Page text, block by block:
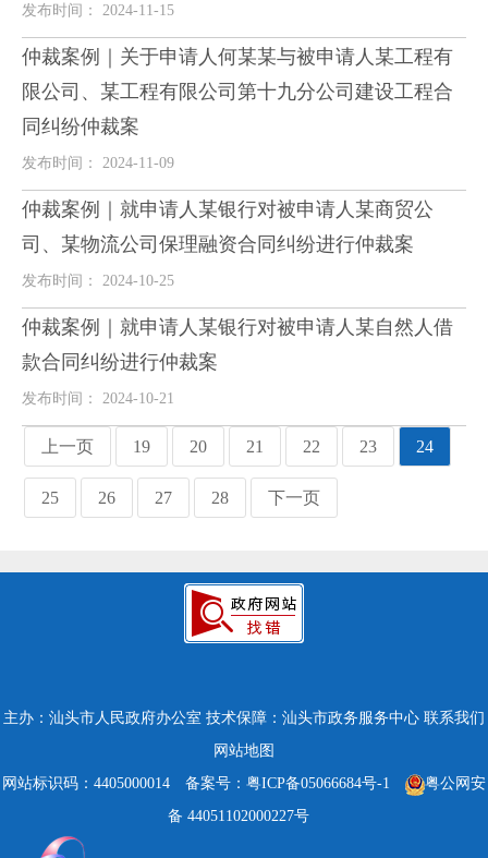
发布时间： 2024-11-15
仲裁案例｜关于申请人何某某与被申请人某工程有
限公司、某工程有限公司第十九分公司建设工程合
同纠纷仲裁案
发布时间： 2024-11-09
仲裁案例｜就申请人某银行对被申请人某商贸公
司、某物流公司保理融资合同纠纷进行仲裁案
发布时间： 2024-10-25
仲裁案例｜就申请人某银行对被申请人某自然人借
款合同纠纷进行仲裁案
发布时间： 2024-10-21
上一页 19 20 21 22 23 24
25 26 27 28 下一页
主办：汕头市人民政府办公室 技术保障：汕头市政务服务中心 联系我们
网站地图
网站标识码：4405000014
备案号：粤ICP备05066684号-1
粤公网安
备 44051102000227号